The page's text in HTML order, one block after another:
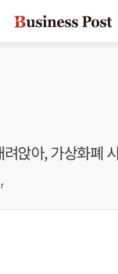
앉아, 가상화폐